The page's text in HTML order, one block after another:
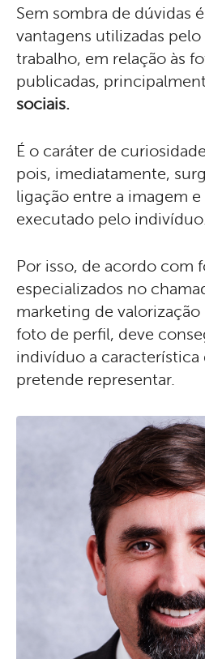
Sem sombra de dúvidas
vantagens utilizadas
trabalho, em relação às
publicadas,
sociais.
É o caráter de
pois, imediatamente,
ligação entre a imagem
executado pelo
Por isso, de acordo com
especializados no
marketing de valorização
foto de perfil, deve
indivíduo a
pretende representar.